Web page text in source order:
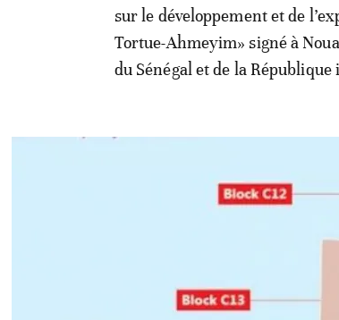
sur le développement et de
Tortue-Ahmeyim» signé à
du Sénégal et de la